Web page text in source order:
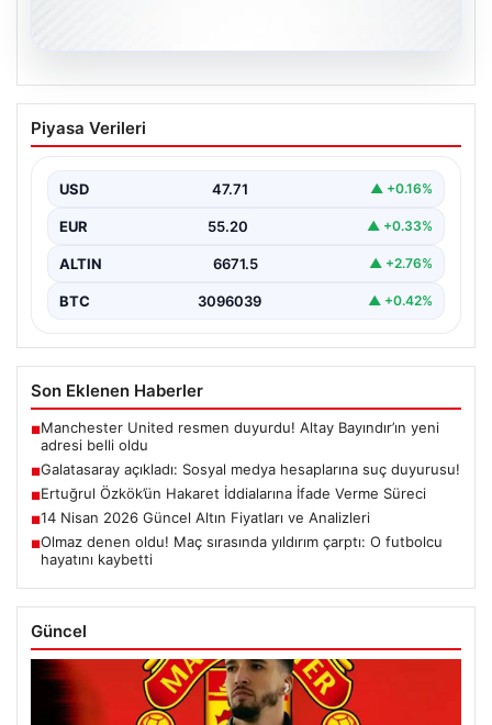
Galatasaray açıkladı: Sosyal medya
hesaplarına suç duyurusu!
Hukuki Adım Attı”, “content”: “ Galatasaray Spor…
Piyasa Verileri
USD 47.71 ▲ +0.16%
EUR 55.20 ▲ +0.33%
ALTIN 6671.5 ▲ +2.76%
BTC 3096039 ▲ +0.42%
Son Eklenen Haberler
■Manchester United resmen duyurdu! Altay Bayındır’ın yeni
adresi belli oldu
■Galatasaray açıkladı: Sosyal medya hesaplarına suç duyurusu!
■Ertuğrul Özkök’ün Hakaret İddialarına İfade Verme Süreci
■14 Nisan 2026 Güncel Altın Fiyatları ve Analizleri
■Olmaz denen oldu! Maç sırasında yıldırım çarptı: O futbolcu
hayatını kaybetti
Güncel